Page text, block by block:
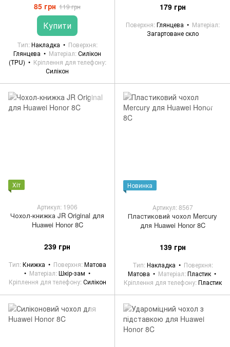
85 грн 119 грн
Купити
Тип Накладка
Поверхня
Глянцева
Матеріал Силікон
(TPU)
Кріплення для телефону
Силікон
179 грн
Поверхня Глянцева
Матеріал
Загартоване скло
Хіт
Артикул: 1906
Чохол-книжка JR Original для
Huawei Honor 8C
239 грн
Тип Книжка Поверхня Матова
Матеріал Шкір-зам
Кріплення для телефону Силікон
Новинка
Артикул: 8567
Пластиковий чохол Mercury
для Huawei Honor 8C
139 грн
Тип Накладка
Поверхня
Матова
Матеріал Пластик
Кріплення для телефону Пластик